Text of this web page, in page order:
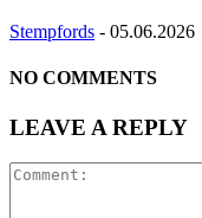
Stempfords - 05.06.2026
NO COMMENTS
LEAVE A REPLY